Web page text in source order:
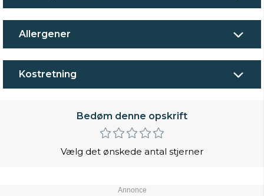
Allergener
Kostretning
Bedøm denne opskrift
Vælg det ønskede antal stjerner